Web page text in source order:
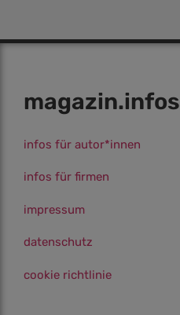
magazin.infos
infos für autor*innen
infos für firmen
impressum
datenschutz
cookie richtlinie